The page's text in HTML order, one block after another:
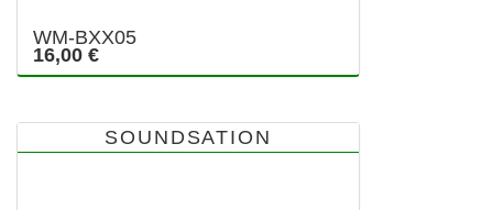
WM-BXX05
16,00 €
SOUNDSATION